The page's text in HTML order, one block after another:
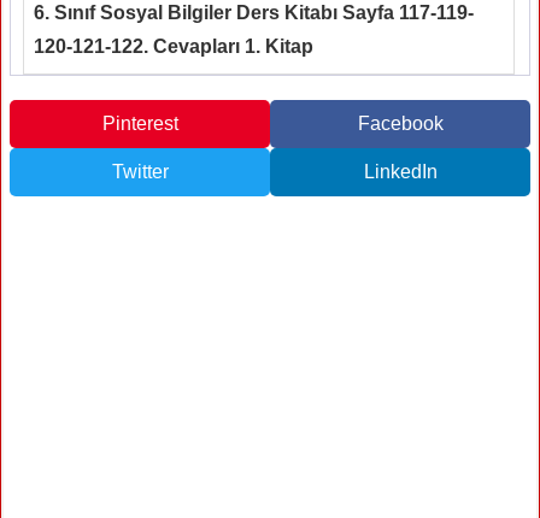
6. Sınıf Sosyal Bilgiler Ders Kitabı Sayfa 117-119-
120-121-122. Cevapları 1. Kitap
Pinterest Facebook
Twitter LinkedIn